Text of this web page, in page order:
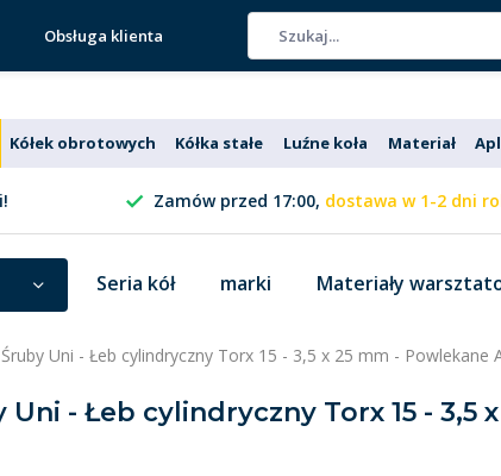
Obsługa klienta
Kółek obrotowych Kółka stałe Luźne koła Materiał
Zamów przed 17:00, dostawa w 1-2 dni
Seria kół marki Materiały
Uni - Łeb cylindryczny Torx 15 - 3,5 x 25 mm - Powlekane
- Łeb cylindryczny Torx 15 - 3,5